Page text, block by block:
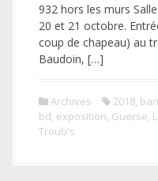
932 hors les murs
20 et 21 octobre.
coup de chapeau) au
Baudoin, […]
Archives 2018,
bd, exposition, Guerse,
Troub's